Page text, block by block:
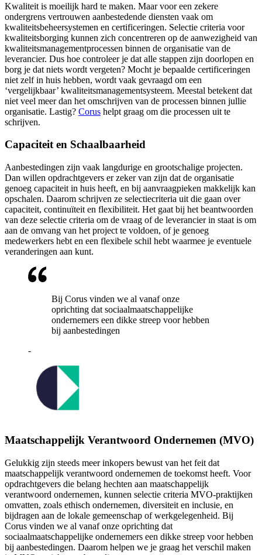
Kwaliteit is moeilijk hard te maken. Maar voor een zekere
ondergrens vertrouwen aanbestedende diensten vaak om
kwaliteitsbeheersystemen en certificeringen. Selectie criteria voor
kwaliteitsborging kunnen zich concentreren op de aanwezigheid van
kwaliteitsmanagementprocessen binnen de organisatie van de
leverancier. Dus hoe controleer je dat alle stappen zijn doorlopen en
borg je dat niets wordt vergeten? Mocht je bepaalde certificeringen
niet zelf in huis hebben, wordt vaak gevraagd om een
‘vergelijkbaar’ kwaliteitsmanagementsysteem. Meestal betekent dat
niet veel meer dan het omschrijven van de processen binnen jullie
organisatie. Lastig? Corus helpt graag om die processen uit te
schrijven.
Capaciteit en Schaalbaarheid
Aanbestedingen zijn vaak langdurige en grootschalige projecten.
Dan willen opdrachtgevers er zeker van zijn dat de organisatie
genoeg capaciteit in huis heeft, en bij aanvraagpieken makkelijk kan
opschalen. Daarom schrijven ze selectiecriteria uit die gaan over
capaciteit, continuïteit en flexibiliteit. Het gaat bij het beantwoorden
van deze selectie criteria om de vraag of de leverancier in staat is om
aan de omvang van het project te voldoen, of je genoeg
medewerkers hebt en een flexibele schil hebt waarmee je eventuele
veranderingen aan kunt.
Bij Corus vinden we al vanaf onze
oprichting dat sociaalmaatschappelijke
ondernemers een dikke streep voor hebben
bij aanbestedingen
-
Maatschappelijk Verantwoord Ondernemen (MVO)
Gelukkig zijn steeds meer inkopers bewust van het feit dat
maatschappelijk verantwoord ondernemen de toekomst heeft. Voor
opdrachtgevers die belang hechten aan maatschappelijk
verantwoord ondernemen, kunnen selectie criteria MVO-praktijken
omvatten, zoals ethisch ondernemen, diversiteit en inclusie, en
bijdragen aan de lokale gemeenschap of werkgelegenheid. Bij
Corus vinden we al vanaf onze oprichting dat
sociaalmaatschappelijke ondernemers een dikke streep voor hebben
bij aanbestedingen. Daarom helpen we je graag het verschil maken